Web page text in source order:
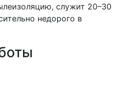
служит 20–30
недорого в